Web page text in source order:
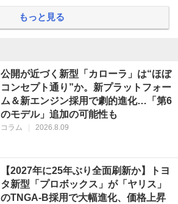
もっと見る
公開が近づく新型「カローラ」は“ほぼ
コンセプト通り”か。新プラットフォー
ム＆新エンジン採用で劇的進化…「第6
のモデル」追加の可能性も
コラム 2026.8.09
【2027年に25年ぶり全面刷新か】トヨ
タ新型「プロボックス」が「ヤリス」
のTNGA-B採用で大幅進化、価格上昇